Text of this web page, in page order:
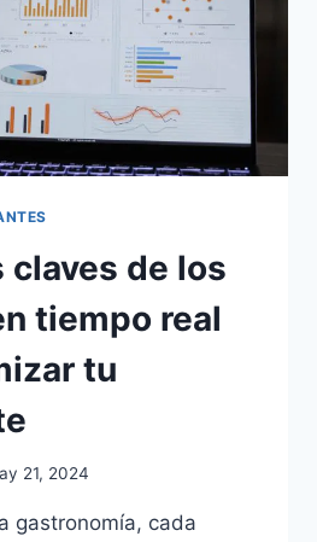
claves de los
tiempo real
tu
21, 2024
gastronomía, cada